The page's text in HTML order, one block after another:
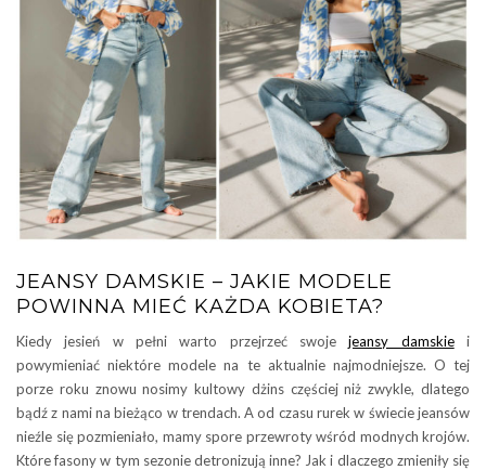
JEANSY DAMSKIE – JAKIE MODELE
POWINNA MIEĆ KAŻDA KOBIETA?
Kiedy jesień w pełni warto przejrzeć swojejeansy damskiei
powymieniać niektóre modele na te aktualnie najmodniejsze. O tej
porze roku znowu nosimy kultowy dżins częściej niż zwykle, dlatego
bądź z nami na bieżąco w trendach. A od czasu rurek w świecie jeansów
nieźle się pozmieniało, mamy spore przewroty wśród modnych krojów.
Które fasony w tym sezonie detronizują inne? Jak i dlaczego zmieniły się